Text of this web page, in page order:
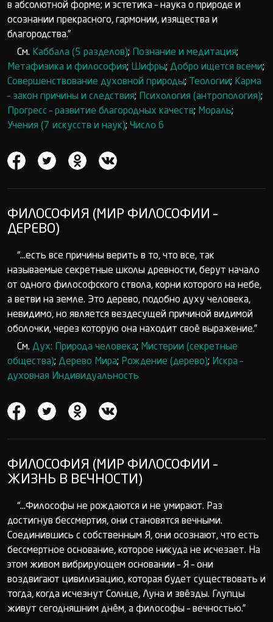
в абсолютной форме; и эстетика – наука о природе и
осознании прекрасного, гармонии, изящества и
благородства.”
См. Каббала (5 разделов); Познание и медитация;
Метафизика и философия; Шифры; Добро ищется всеми;
Совершенствование духовной природы; Теологии; Карма
– закон причины и следствия; Психология (антропология);
Прогресс – развитие благородных качеств; Мораль;
Учения (7 искусств и наук); Число 6
ФИЛОСОФИЯ (МИР ФИЛОСОФИИ –
ДЕРЕВО)
“...есть все причины верить в то, что все, так
называемые секретные школы древности, берут начало
от одного философского ствола, корни которого на небе,
а ветви на земле. Это дерево, подобно духу человека,
невидимо, но является вездесущей причиной видимой
оболочки, через которую она находит своё выражение.”
См. Дух: Природа человека; Мистерии (секретные
общества); Дерево Мира; Рождение (дерево); Искра –
духовная Индивидуальность
ФИЛОСОФИЯ (МИР ФИЛОСОФИИ –
ЖИЗНЬ В ВЕЧНОСТИ)
“...Философы не рождаются и не умирают. Раз
достигнув бессмертия, они становятся вечными.
Соединившись с собственным Я, они осознают, что есть
бессмертное основание, которое никуда не исчезает. На
этом живом вибрирующем основании – Я – они
воздвигают цивилизацию, которая будет существовать и
тогда, когда исчезнут Солнце, Луна и звёзды. Глупцы
живут сегодняшним днём, а философы – вечностью.”